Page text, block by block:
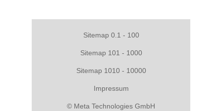
Sitemap 0.1 - 100
Sitemap 101 - 1000
Sitemap 1010 - 10000
Impressum
© Meta Technologies GmbH